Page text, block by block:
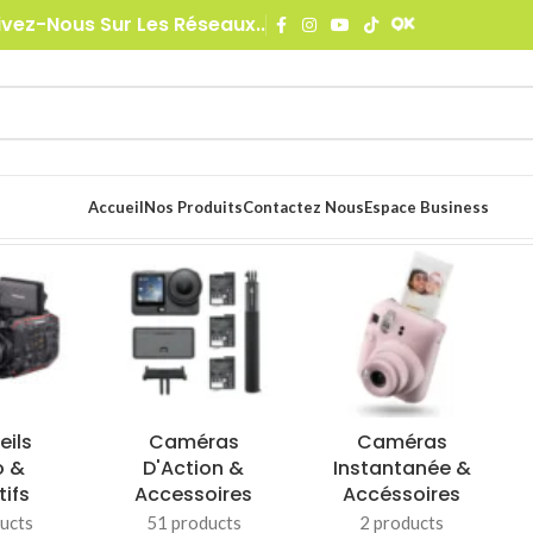
Nous Sur Les Réseaux..
AccueilNos ProduitsContactez NousEspace Business
&
Informatique &
Mobilité
417 products
Pro Audio
97 products